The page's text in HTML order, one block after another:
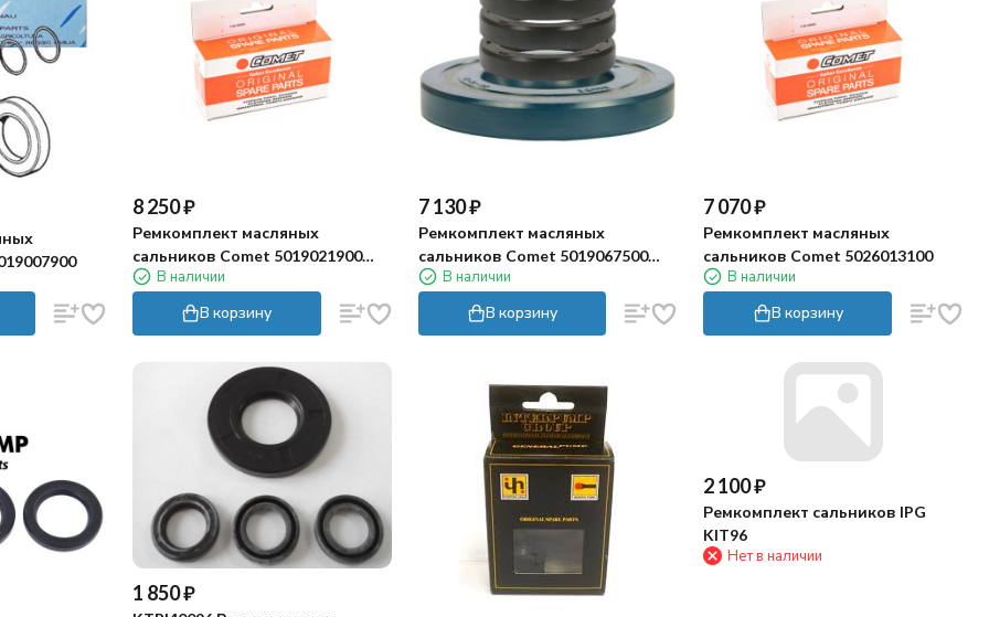
8 250₽
Ремкомплект масляных
сальников Comet 5019021900
(FW2)В наличии
В корзину
7 130₽
Ремкомплект масляных
сальников Comet 5019067500
(RW)В наличии
В корзину
7 070₽
Ремкомплект масляных
сальников Comet 5026013100
В наличии
В корзину
1 850₽
2 100₽
Ремкомплект сальников IPG
KIT96
Нет в наличии